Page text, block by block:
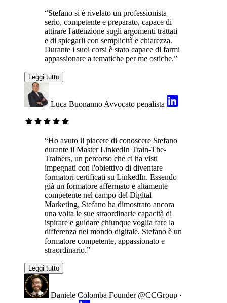
“Stefano si è rivelato un professionista
serio, competente e preparato, capace di
attirare l'attenzione sugli argomenti trattati
e di spiegarli con semplicità e chiarezza.
Durante i suoi corsi è stato capace di farmi
appassionare a tematiche per me ostiche.”
Leggi tutto
Luca Buonanno Avvocato penalista
“Ho avuto il piacere di conoscere Stefano
durante il Master LinkedIn Train-The-
Trainers, un percorso che ci ha visti
impegnati con l'obiettivo di diventare
formatori certificati su LinkedIn. Essendo
già un formatore affermato e altamente
competente nel campo del Digital
Marketing, Stefano ha dimostrato ancora
una volta le sue straordinarie capacità di
ispirare e guidare chiunque voglia fare la
differenza nel mondo digitale. Stefano è un
formatore competente, appassionato e
straordinario.”
Leggi tutto
Daniele Colomba Founder @CCGroup ·